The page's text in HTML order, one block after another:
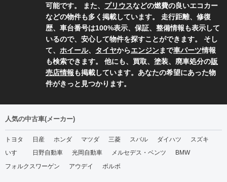
可能です。 また、 プリウスなどの燃費の良いエコカー
などの物件も多く掲載しています。 走行距離、修復
歴、車台番号は100%表示、保証、整備情報も表示して
いるので、安心して物件を探すことができます。 そし
て、 ホイール、 タイヤからエンジンまで車パーツ情報
も検索できます。 他にも、買取、塗装、廃車処分の販
売店情報も掲載しています。あなたの希望にあった物
件がきっと見つかります。
人気の中古車(メーカー)
トヨタ 日産 ホンダ マツダ 三菱 スバル ダイハツ
スズキ
いすゞ
日野自動車 光岡自動車 メルセデス・ベンツ
BMW
フォルクスワーゲン
アウデイ ボルボ